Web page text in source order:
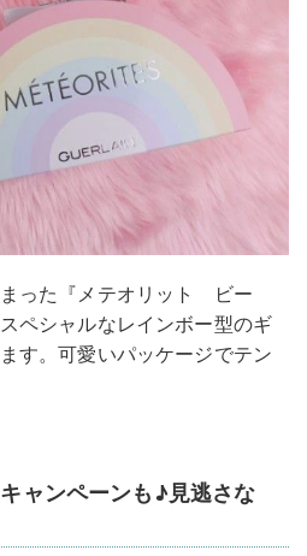
った『メテオリット ビー
ペシャルなレインボー型のギ
す。可愛いパッケージでテン
ャンペーンも♪見逃さな